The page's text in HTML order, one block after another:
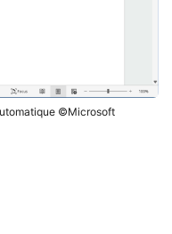
©Microsoft